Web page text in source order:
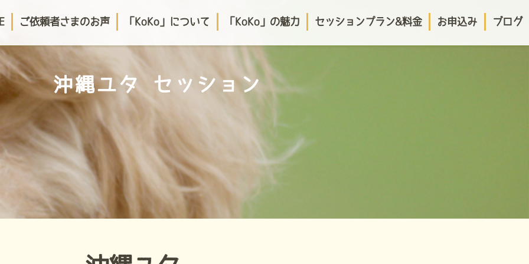
ご依頼者さまのお声 「KoKo」について 「KoKo」の魅力 セッションプラン&料金 お申込み ブログ
沖縄ユタ セッション